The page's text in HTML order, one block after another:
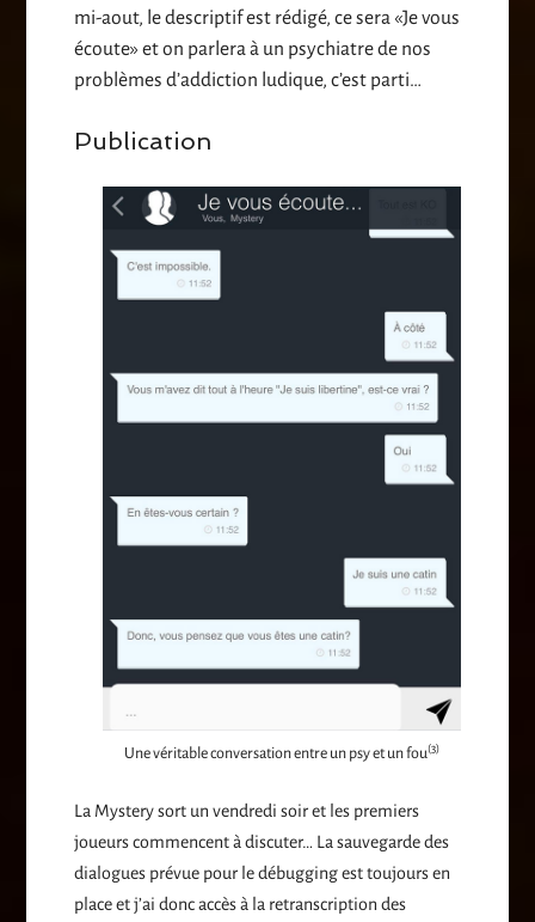
mi-aout, le descriptif est rédigé, ce sera «Je vous
écoute» et on parlera à un psychiatre de nos
problèmes d’addiction ludique, c’est parti…
Publication
Une véritable conversation entre un psy et un fou(3)
La Mystery sort un vendredi soir et les premiers
joueurs commencent à discuter… La sauvegarde des
dialogues prévue pour le débugging est toujours en
place et j’ai donc accès à la retranscription des